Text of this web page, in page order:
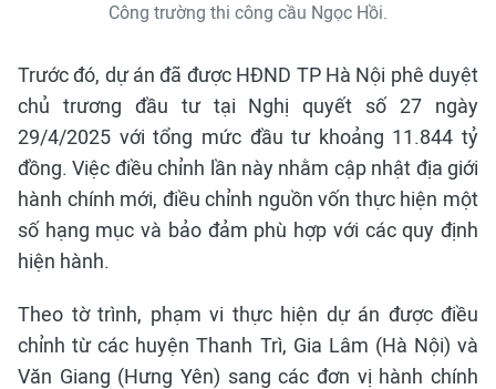
Công trường thi công cầu Ngọc Hồi.
Trước đó, dự án đã được HĐND TP Hà Nội phê duyệt
chủ trương đầu tư tại Nghị quyết số 27 ngày
29/4/2025 với tổng mức đầu tư khoảng 11.844 tỷ
đồng. Việc điều chỉnh lần này nhằm cập nhật địa giới
hành chính mới, điều chỉnh nguồn vốn thực hiện một
số hạng mục và bảo đảm phù hợp với các quy định
hiện hành.
Theo tờ trình, phạm vi thực hiện dự án được điều
chỉnh từ các huyện Thanh Trì, Gia Lâm (Hà Nội) và
Văn Giang (Hưng Yên) sang các đơn vị hành chính